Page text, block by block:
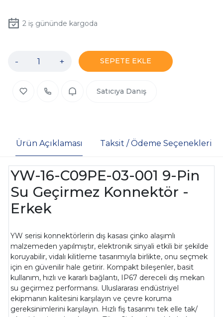
2iş gününde kargoda
- + SEPETE EKLE
Satıcıya Danış
Ürün Açıklaması Taksit / Ödeme Seçenekleri
YW-16-C09PE-03-001 9-Pin
Su Geçirmez Konnektör -
Erkek
YW serisi konnektörlerin dış kasası çinko alaşımlı
malzemeden yapılmıştır, elektronik sinyali etkili bir şekilde
koruyabilir, vidalı kilitleme tasarımıyla birlikte, onu seçmek
için en güvenilir hale getirir. Kompakt bileşenler, basit
kullanım, hızlı ve kararlı bağlantı, IP67 dereceli dış mekan
su geçirmez performansı. Uluslararası endüstriyel
ekipmanın kalitesini karşılayın ve çevre koruma
gereksinimlerini karşılayın. Hızlı fiş tasarımı tek elle tak/